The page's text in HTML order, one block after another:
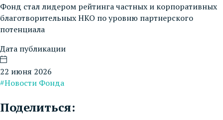
Фонд стал лидером рейтинга частных и корпоративных
благотворительных НКО по уровню партнерского
потенциала
Дата публикации
22 июня 2026
#Новости Фонда
Поделиться: